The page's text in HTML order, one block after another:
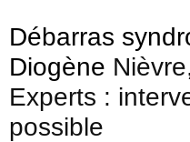
Débarras
Diogène
Experts :
possible